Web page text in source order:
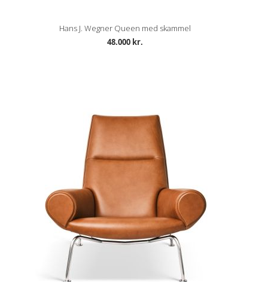
Hans J. Wegner Queen med skammel
48.000 kr.